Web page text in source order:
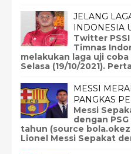
JELANG
INDONESIA
Twitter
Timnas
melakukan laga uji
Selasa (19/10/2021).
MESSI
PANGKAS
Messi
dengan
tahun (source
Lionel Messi Sepakat